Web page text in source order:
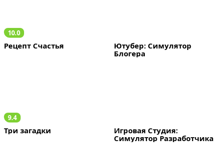
10.0
Рецепт Счастья
Ютубер: Симулятор
Блогера
9.4
Три загадки
Игровая Студия:
Симулятор Разработчика